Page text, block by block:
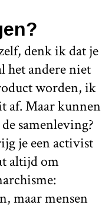
denk ik dat je
het andere niet
worden, ik
af. Maar kunnen
samenleving?
je een activist
altijd om
maar mensen